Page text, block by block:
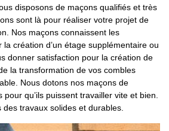
disposons de maçons qualifiés et très
sont là pour réaliser votre projet de
Nos maçons connaissent les
création d’un étage supplémentaire ou
donner satisfaction pour la création de
la transformation de vos combles
Nous dotons nos maçons de
qu’ils puissent travailler vite et bien.
travaux solides et durables.